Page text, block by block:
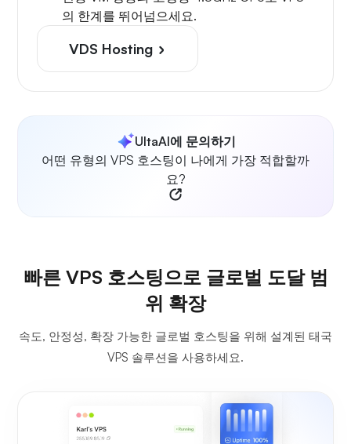
의 한계를 뛰어넘으세요.
VDS Hosting
UltaAI에 문의하기
어떤 유형의 VPS 호스팅이 나에게 가장 적합할까
요?
빠른 VPS 호스팅으로 글로벌 도달 범
위 확장
속도, 안정성, 확장 가능한 글로벌 호스팅을 위해 설계된 태국
VPS 솔루션을 사용하세요.